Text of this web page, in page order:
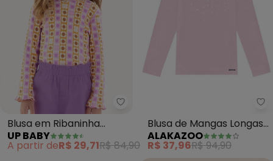
Up Baby - Blusa em Ribaninha
Blusa em Ribaninha
Infantil Menina (Rosa)
UP BABY
A partir deR$ 29,71R$ 84,90
Blusa de Mangas Longas
Menina com Strass
(Rosa)
ALAKAZOO
R$ 37,96R$ 94,90